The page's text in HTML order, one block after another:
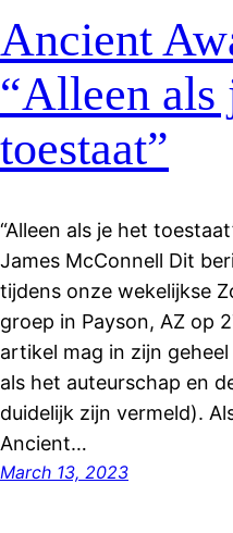
Ancient
“Alleen als
toestaat”
“Alleen als je het
James McConnell Dit
tijdens onze wekelijkse
groep in Payson, AZ op
artikel mag in zijn
als het auteurschap en
duidelijk zijn vermeld).
Ancient…
March 13, 2023